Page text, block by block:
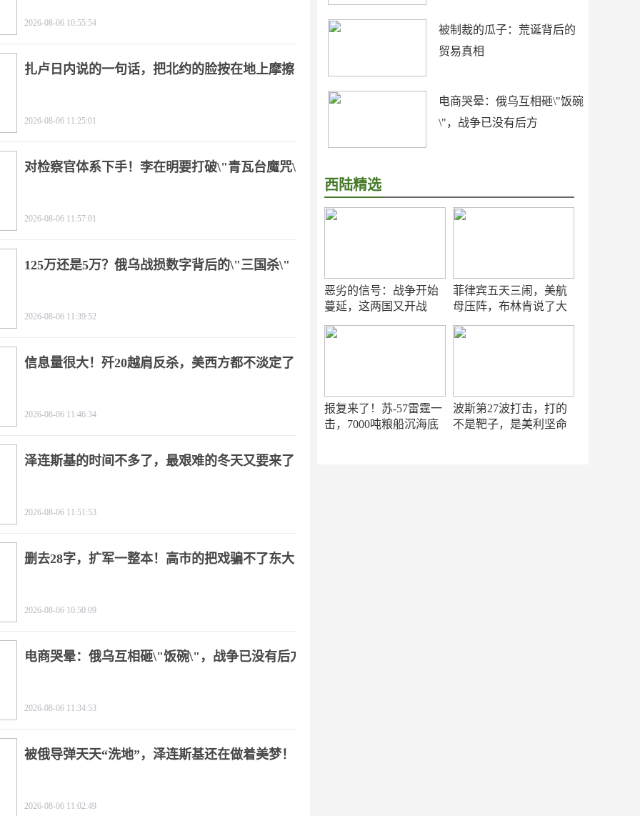
被制裁的瓜子：荒诞背后的
贸易真相
电商哭晕：俄乌互相砸\"饭碗
\"，战争已没有后方
西陆精选
恶劣的信号：战争开始
蔓延，这两国又开战
菲律宾五天三闹，美航
母压阵，布林肯说了大
报复来了！苏-57雷霆一
击，7000吨粮船沉海底
波斯第27波打击，打的
不是靶子，是美利坚命
2026-08-06 10:55:54
扎卢日内说的一句话，把北约的脸按在地上摩擦
2026-08-06 11:25:01
对检察官体系下手！李在明要打破\"青瓦台魔咒\"
2026-08-06 11:57:01
125万还是5万？俄乌战损数字背后的\"三国杀\"
2026-08-06 11:39:52
信息量很大！歼20越肩反杀，美西方都不淡定了
2026-08-06 11:46:34
泽连斯基的时间不多了，最艰难的冬天又要来了
2026-08-06 11:51:53
删去28字，扩军一整本！高市的把戏骗不了东大
2026-08-06 10:50:09
电商哭晕：俄乌互相砸\"饭碗\"，战争已没有后方
2026-08-06 11:34:53
被俄导弹天天“洗地”，泽连斯基还在做着美梦！
2026-08-06 11:02:49